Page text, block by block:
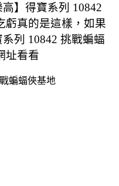
】得寶系列 10842
虧真的是這樣，如果
列 10842 挑戰蝙蝠
址看看
蝙蝠俠基地